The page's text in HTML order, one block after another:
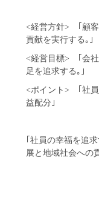
<経営方針> ｢顧客
貢献を実行する｡｣
<経営目標> ｢会社
足を追求する｡｣
<ポイント> ｢社
益配分｣
｢社員の幸福を追
展と地域社会への